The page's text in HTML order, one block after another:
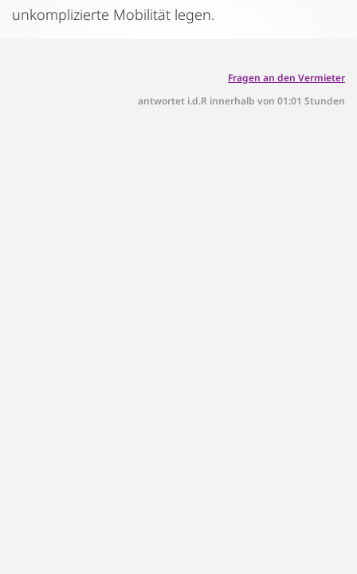
unkomplizierte Mobilität legen.
Fragen an den Vermieter
antwortet i.d.R innerhalb von 01:01 Stunden